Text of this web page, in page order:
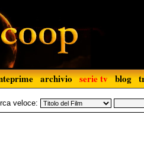
archivio serie tv blog
veloce: